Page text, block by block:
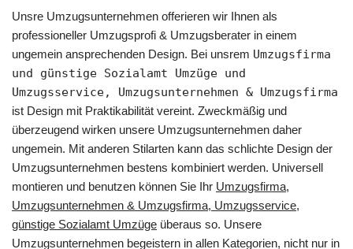
Unsre Umzugsunternehmen offerieren wir Ihnen als
professioneller Umzugsprofi & Umzugsberater in einem
ungemein ansprechenden Design. Bei unsrem Umzugsfirma
und günstige Sozialamt Umzüge und
Umzugsservice, Umzugsunternehmen & Umzugsfirma
ist Design mit Praktikabilität vereint. Zweckmäßig und
überzeugend wirken unsere Umzugsunternehmen daher
ungemein. Mit anderen Stilarten kann das schlichte Design der
Umzugsunternehmen bestens kombiniert werden. Universell
montieren und benutzen können Sie Ihr Umzugsfirma,
Umzugsunternehmen & Umzugsfirma, Umzugsservice,
günstige Sozialamt Umzüge überaus so. Unsere
Umzugsunternehmen begeistern in allen Kategorien, nicht nur in